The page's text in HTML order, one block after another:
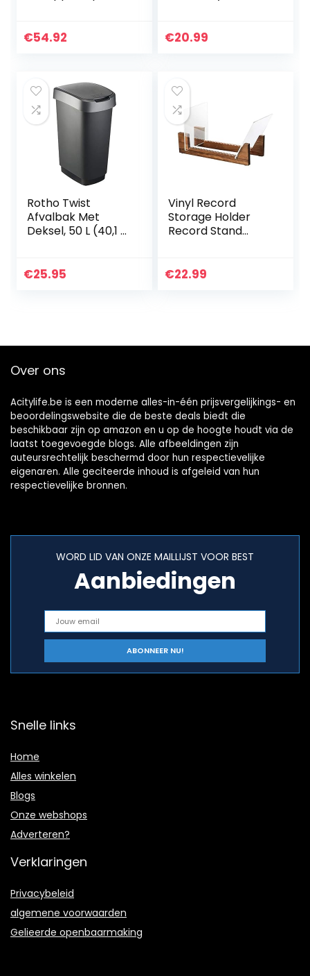
€54.92 €20.99
Rotho Twist
Afvalbak Met
Deksel, 50 L (40,1 x
€25.95
Vinyl Record
Storage Holder
Record Stand
Store en geschikt
€22.99
Over ons
Acitylife.be is een moderne alles-in-één prijsvergelijkings- en
beoordelingswebsite die de beste deals biedt die
beschikbaar zijn op amazon en u op de hoogte houdt via de
laatst toegevoegde blogs. Alle afbeeldingen zijn
auteursrechtelijk beschermd door hun respectievelijke
eigenaren. Alle geciteerde inhoud is afgeleid van hun
respectievelijke bronnen.
WORD LID VAN ONZE MAILLIJST VOOR BEST
Aanbiedingen
Snelle links
Home
Alles winkelen
Blogs
Onze webshops
Adverteren?
Verklaringen
Privacybeleid
algemene voorwaarden
Gelieerde openbaarmaking